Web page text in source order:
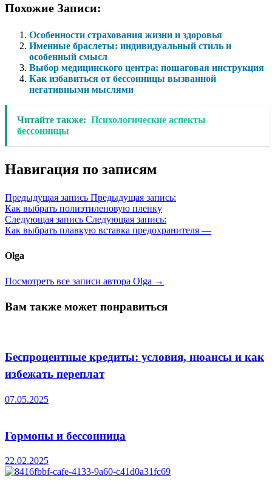
Похожие Записи:
Особенности страхования жизни и здоровья
Именные браслеты: индивидуальный стиль и
особенный смысл
Выбор медицинского центра: пошаговая инструкция
Как избавиться от бессонницы вызванной
негативными мыслями
Читайте также: Психологические аспекты
бессонницы
Навигация по записям
Предыдущая запись Предыдущая запись:
Как выбрать полиэтиленовую пленку
Следующая запись Следующая запись:
Как выбрать плавкую вставка предохранителя —
Olga
Посмотреть все записи автора Olga →
Вам также может понравиться
Беспроцентные кредиты: условия, нюансы и как
избежать переплат
07.05.2025
Гормоны и бессонница
22.02.2025